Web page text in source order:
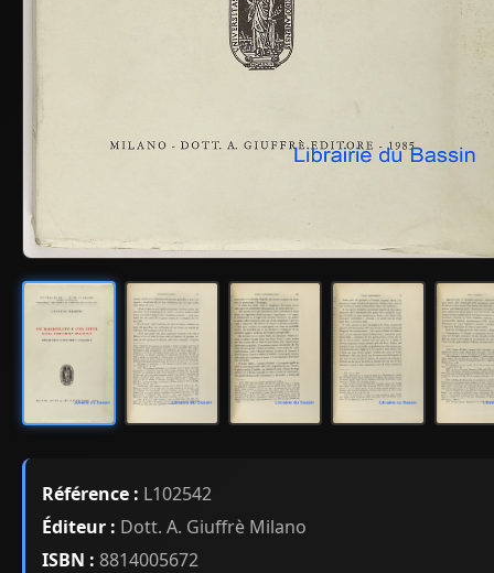
Référence : L102542
Éditeur : Dott. A. Giuffrè Milano
ISBN : 8814005672